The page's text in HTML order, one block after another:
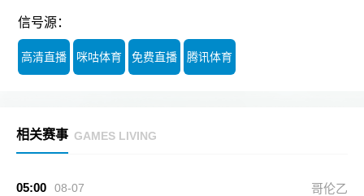
信号源：
高清直播 咪咕体育 免费直播 腾讯体育
相关赛事 GAMES LIVING
05:00 08-07 哥伦乙